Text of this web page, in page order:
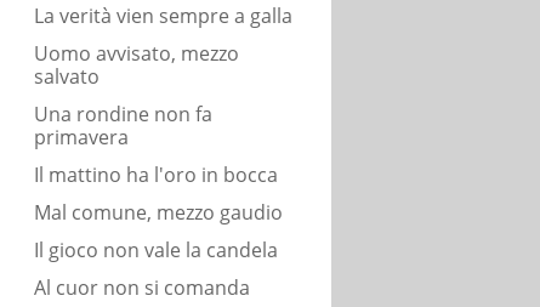
La verità vien sempre a galla
Uomo avvisato, mezzo
salvato
Una rondine non fa
primavera
Il mattino ha l'oro in bocca
Mal comune, mezzo gaudio
Il gioco non vale la candela
Al cuor non si comanda